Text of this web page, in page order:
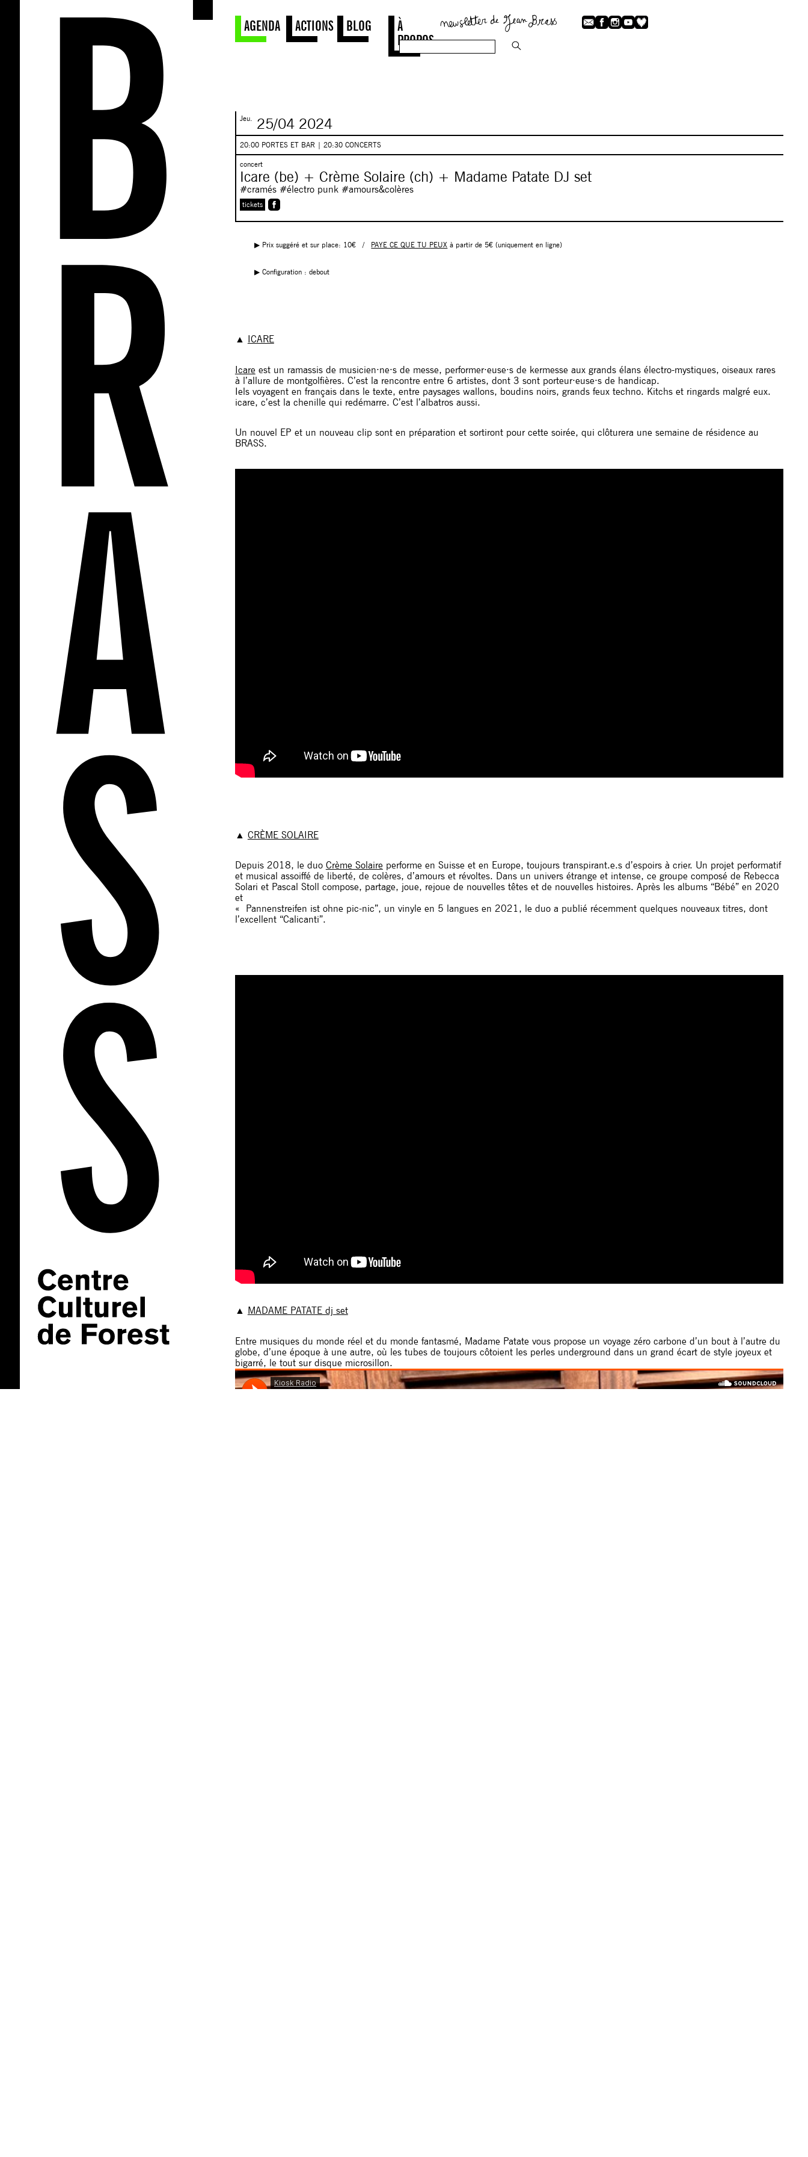
AGENDA ACTIONS BLOG
À
PROPOS
Jeu. 25/042024
20:00 PORTES ET BAR | 20:30 CONCERTS
concert
Icare (be) + Crème Solaire (ch) + Madame Patate DJ set
#cramés #électro punk #amours&colères
tickets
▶︎ Prix suggéré et sur place: 10€ / PAYE CE QUE TU PEUX à partir de 5€ (uniquement en ligne)
▶︎ Configuration : debout
▲ ICARE
Icareest un ramassis de musicien·ne·s de messe, performer·euse·s de kermesse aux grands élans électro-mystiques, oiseaux rares
à l’allure de montgolfières. C’est la rencontre entre 6 artistes, dont 3 sont porteur·euse·s de handicap.
Iels voyagent en français dans le texte, entre paysages wallons, boudins noirs, grands feux techno. Kitchs et ringards malgré eux.
icare, c’est la chenille qui redémarre. C’est l’albatros aussi.
Un nouvel EP et un nouveau clip sont en préparation et sortiront pour cette soirée, qui clôturera une semaine de résidence au
BRASS.
▲ CRÈME SOLAIRE
Depuis 2018, le duo Crème Solaireperforme en Suisse et en Europe, toujours transpirant.e.s d’espoirs à crier. Un projet performatif
et musical assoiffé de liberté, de colères, d’amours et révoltes. Dans un univers étrange et intense, ce groupe composé de Rebecca
Solari et Pascal Stoll compose, partage, joue, rejoue de nouvelles têtes et de nouvelles histoires. Après les albums “Bébé” en 2020
et
« Pannenstreifen ist ohne pic-nic”, un vinyle en 5 langues en 2021, le duo a publié récemment quelques nouveaux titres, dont
l’excellent “Calicanti”.
▲ MADAME PATATE dj set
Entre musiques du monde réel et du monde fantasmé, Madame Patate vous propose un voyage zéro carbone d’un bout à l’autre du
globe, d’une époque à une autre, où les tubes de toujours côtoient les perles underground dans un grand écart de style joyeux et
bigarré, le tout sur disque microsillon.